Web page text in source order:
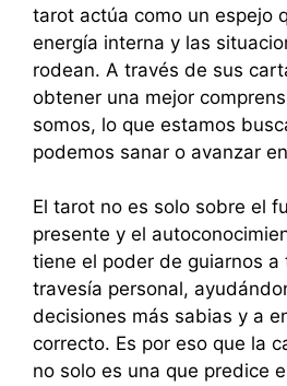
tarot actúa como un espejo
energía interna y las
rodean. A través de sus
obtener una mejor
somos, lo que estamos
podemos sanar o avanzar
El tarot no es solo sobre el
presente y el
tiene el poder de guiarnos a
travesía personal,
decisiones más sabias y a
correcto. Es por eso que la
no solo es una que predice